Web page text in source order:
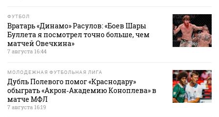
ФУТБОЛ
Вратарь «Динамо» Расулов: «Боев Шары
Буллета я посмотрел точно больше, чем
матчей Овечкина»
7 августа 16:44
МОЛОДЕЖНАЯ ФУТБОЛЬНАЯ ЛИГА
Дубль Полевого помог «Краснодару»
обыграть «Акрон‑Академию Коноплева» в
матче МФЛ
7 августа 16:19